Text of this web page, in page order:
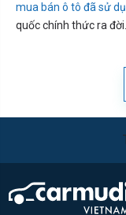
mua bán ô tô đã sử
quốc chính thức ra đời.